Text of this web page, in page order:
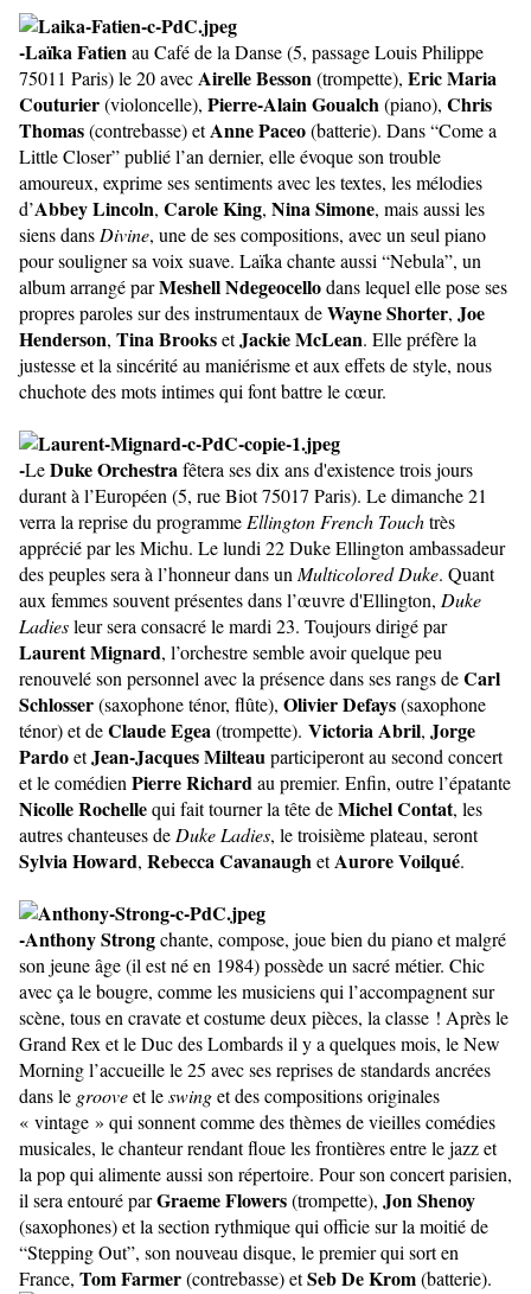
-Laïka Fatienau Café de la Danse (5, passage Louis Philippe
75011 Paris) le 20 avecAirelle Besson(trompette), Eric Maria
Couturier(violoncelle), Pierre-Alain Goualch(piano), Chris
Thomas(contrebasse) etAnne Paceo(batterie). Dans “Come a
Little Closer” publié l’an dernier, elle évoque son trouble
amoureux, exprime ses sentiments avec les textes, les mélodies
d’Abbey Lincoln, Carole King, Nina Simone, mais aussi les
siens dans Divine, une de ses compositions, avec un seul piano
pour souligner sa voix suave. Laïka chante aussi “Nebula”, un
album arrangé parMeshell Ndegeocellodans lequel elle pose ses
propres paroles sur des instrumentaux deWayne Shorter, Joe
Henderson, Tina BrooksetJackie McLean. Elle préfère la
justesse et la sincérité au maniérisme et aux effets de style, nous
chuchote des mots intimes qui font battre le cœur.
-LeDuke Orchestrafêtera ses dix ans d'existence trois jours
durant à l’Européen (5, rue Biot 75017 Paris). Le dimanche 21
verra la reprise du programme Ellington French Touchtrès
apprécié par les Michu. Le lundi 22 Duke Ellington ambassadeur
des peuples sera à l’honneur dans un Multicolored Duke. Quant
aux femmes souvent présentes dans l’œuvre d'Ellington, Duke
Ladiesleur sera consacré le mardi 23. Toujours dirigé par
Laurent Mignard, l’orchestre semble avoir quelque peu
renouvelé son personnel avec la présence dans ses rangs deCarl
Schlosser(saxophone ténor, flûte), Olivier Defays(saxophone
ténor) et deClaude Egea(trompette). Victoria Abril, Jorge
PardoetJean-Jacques Milteauparticiperont au second concert
et le comédien Pierre Richardau premier. Enfin, outre l’épatante
Nicolle Rochellequi fait tourner la tête deMichel Contat, les
autres chanteuses de Duke Ladies, le troisième plateau, seront
Sylvia Howard, Rebecca CavanaughetAurore Voilqué.
-Anthony Strongchante, compose, joue bien du piano et malgré
son jeune âge (il est né en 1984) possède un sacré métier. Chic
avec ça le bougre, comme les musiciens qui l’accompagnent sur
scène, tous en cravate et costume deux pièces, la classe ! Après le
Grand Rex et le Duc des Lombards il y a quelques mois, le New
Morning l’accueille le 25 avec ses reprises de standards ancrées
dans le grooveet leswinget des compositions originales
« vintage » qui sonnent comme des thèmes de vieilles comédies
musicales, le chanteur rendant floue les frontières entre le jazz et
la pop qui alimente aussi son répertoire. Pour son concert parisien,
il sera entouré parGraeme Flowers(trompette), Jon Shenoy
(saxophones) et la section rythmique qui officie sur la moitié de
“Stepping Out”, son nouveau disque, le premier qui sort en
France, Tom Farmer(contrebasse) etSeb De Krom(batterie).